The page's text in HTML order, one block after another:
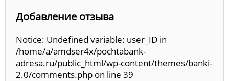
Добавление отзыва
Notice: Undefined variable: user_ID in
/home/a/amdser4x/pochtabank-
adresa.ru/public_html/wp-content/themes/banki-
2.0/comments.php on line 39